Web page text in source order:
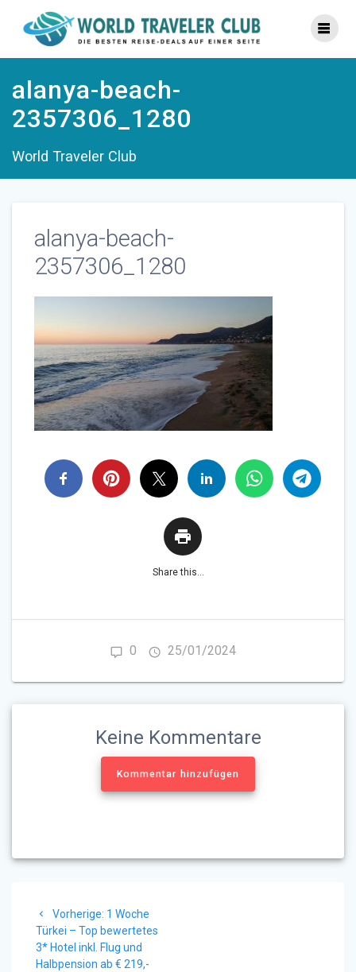
Inhalt
springen
alanya-beach-
2357306_1280
World Traveler Club
alanya-beach-
2357306_1280
Share this...
0 25/01/2024
Keine Kommentare
Kommentar hinzufügen
Vorherige: Vorheriger
Beitrag:
1 Woche
Türkei – Top bewertetes
3* Hotel inkl. Flug und
Halbpension ab € 219,-